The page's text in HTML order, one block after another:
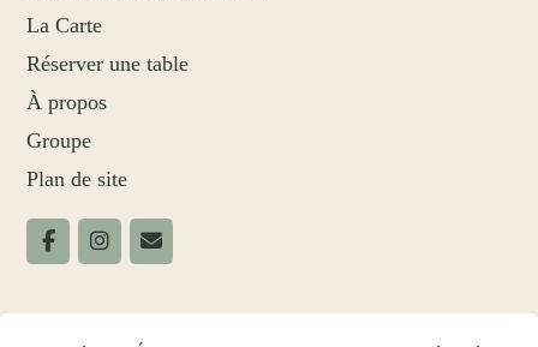
La Carte
Réserver une table
À propos
Groupe
Plan de site